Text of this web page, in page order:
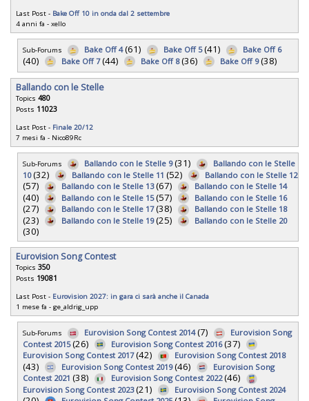
Last Post - Bake Off 10 in onda dal 2 settembre
4 anni fa - xello
Sub-Forums Bake Off 4(61) Bake Off 5(41) Bake Off 6
(40) Bake Off 7(44) Bake Off 8(36) Bake Off 9(38)
Ballando con le Stelle
Topics 480
Posts 11023
Last Post - Finale 20/12
7 mesi fa - Nico89Rc
Sub-Forums Ballando con le Stelle 9(31)
Ballando con le Stelle
10(32) Ballando con le Stelle 11 (52) Ballando con le Stelle 12
(57) Ballando con le Stelle 13(67) Ballando con le Stelle 14
(40) Ballando con le Stelle 15(57) Ballando con le Stelle 16
(27) Ballando con le Stelle 17(38) Ballando con le Stelle 18
(23) Ballando con le Stelle 19(25) Ballando con le Stelle 20
(30)
Eurovision Song Contest
Topics 350
Posts 19081
Last Post - Eurovision 2027: in gara ci sarà anche il Canada
1 mese fa - ge_aldrig_upp
Sub-Forums Eurovision Song Contest 2014(7)
Eurovision Song
Contest 2015(26) Eurovision Song Contest 2016(37)
Eurovision Song Contest 2017(42) Eurovision Song Contest 2018
(43) Eurovision Song Contest 2019(46)
Eurovision Song
Contest 2021 (38) Eurovision Song Contest 2022(46)
Eurovision Song Contest 2023(21) Eurovision Song Contest 2024